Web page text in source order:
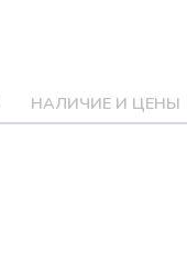
НАЛИЧИЕ И ЦЕНЫ